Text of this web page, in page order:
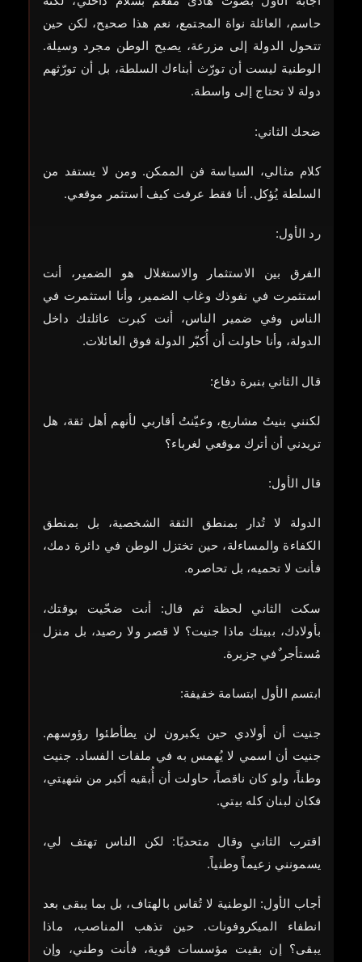
حاسم، العائلة نواة المجتمع، نعم هذا صحيح، لكن حين
تتحول الدولة إلى مزرعة، يصبح الوطن مجرد وسيلة.
الوطنية ليست أن تورّث أبناءك السلطة، بل أن تورّثهم
دولة لا تحتاج إلى واسطة.
ضحك الثاني:
كلام مثالي، السياسة فن الممكن. ومن لا يستفد من
السلطة يُؤكل. أنا فقط عرفت كيف أستثمر موقعي.
رد الأول:
الفرق بين الاستثمار والاستغلال هو الضمير، أنت
استثمرت في نفوذك وغاب الضمير، وأنا استثمرت في
الناس وفي ضمير الناس، أنت كبرت عائلتك داخل
الدولة، وأنا حاولت أن أُكبّر الدولة فوق العائلات.
قال الثاني بنبرة دفاع:
لكنني بنيتُ مشاريع، وعيّنتُ أقاربي لأنهم أهل ثقة، هل
تريدني أن أترك موقعي لغرباء؟
قال الأول:
الدولة لا تُدار بمنطق الثقة الشخصية، بل بمنطق
الكفاءة والمساءلة، حين تختزل الوطن في دائرة دمك،
فأنت لا تحميه، بل تحاصره.
سكت الثاني لحظة ثم قال: أنت ضحّيت بوقتك،
بأولادك، ببيتك ماذا جنيت؟ لا قصر ولا رصيد، بل منزل
مُستأجر ٌفي جزيرة.
ابتسم الأول ابتسامة خفيفة:
جنيت أن أولادي حين يكبرون لن يطأطئوا رؤوسهم.
جنيت أن اسمي لا يُهمس به في ملفات الفساد. جنيت
وطناً، ولو كان ناقصاً، حاولت أن أُبقيه أكبر من شهيتي،
فكان لبنان كله بيتي.
اقترب الثاني وقال متحديًا: لكن الناس تهتف لي،
يسمونني زعيماً وطنياً.
أجاب الأول: الوطنية لا تُقاس بالهتاف، بل بما يبقى بعد
انطفاء الميكروفونات. حين تذهب المناصب، ماذا
يبقى؟ إن بقيت مؤسسات قوية، فأنت وطني، وإن